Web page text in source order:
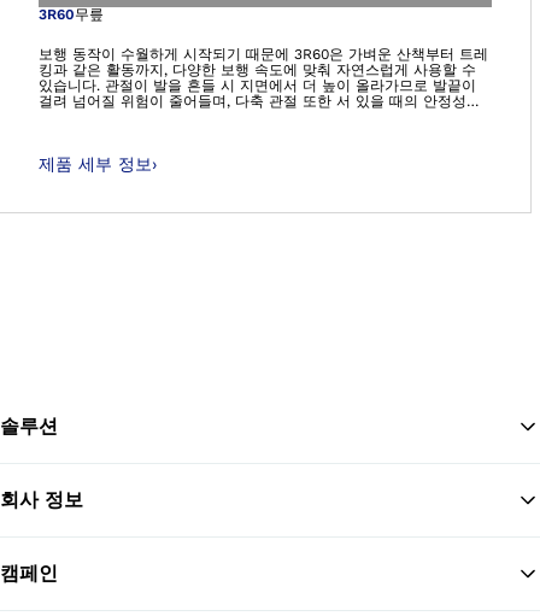
갤러리 보기에서
3R60무릎
보행 동작이 수월하게 시작되기 때문에 3R60은 가벼운 산책부터 트레
킹과 같은 활동까지, 다양한 보행 속도에 맞춰 자연스럽게 사용할 수
있습니다. 관절이 발을 흔들 시 지면에서 더 높이 올라가므로 발끝이
걸려 넘어질 위험이 줄어들며, 다축 관절 또한 서 있을 때의 안정성을
제품 세부 정보›
솔루션
회사 정보
캠페인